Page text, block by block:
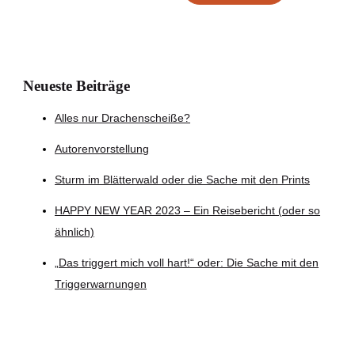
Neueste Beiträge
Alles nur Drachenscheiße?
Autorenvorstellung
Sturm im Blätterwald oder die Sache mit den Prints
HAPPY NEW YEAR 2023 – Ein Reisebericht (oder so
ähnlich)
„Das triggert mich voll hart!“ oder: Die Sache mit den
Triggerwarnungen